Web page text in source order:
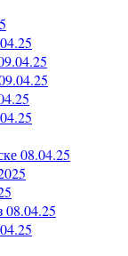
08.04.25
08.04.25